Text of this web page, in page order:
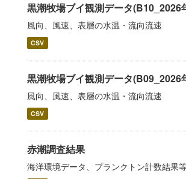
黒潮牧場ブイ観測データ(B10_2026
風向、風速、表層の水温・流向流速
CSV
黒潮牧場ブイ観測データ(B09_2026
風向、風速、表層の水温・流向流速
CSV
赤潮調査結果
海洋環境データ、プランクトン計数結果